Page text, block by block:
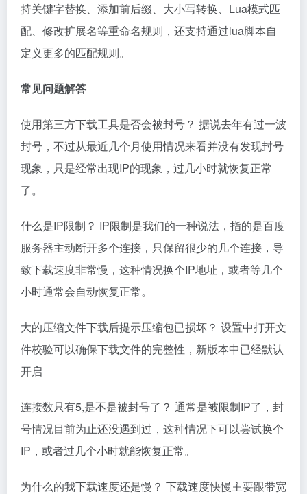
持关键字替换、添加前后缀、大小写转换、Lua模式匹
配、修改扩展名等重命名规则，还支持通过lua脚本自
定义更多的匹配规则。
常见问题解答
使用第三方下载工具是否会被封号？ 据说去年有过一波
封号，不过从最近几个月使用情况来看并没有发现封号
现象，只是经常出现IP的现象，过几小时就恢复正常
了。
什么是IP限制？ IP限制是我们的一种说法，指的是百度
服务器主动断开多个连接，只保留很少的几个连接，导
致下载速度非常慢，这种情况换个IP地址，或者等几个
小时通常会自动恢复正常。
大的压缩文件下载后提示压缩包已损坏？ 设置中打开文
件校验可以确保下载文件的完整性，新版本中已经默认
开启
连接数只有5,是不是被封号了？ 通常是被限制IP了，封
号情况目前为止还没遇到过，这种情况下可以尝试换个
IP，或者过几个小时就能恢复正常。
为什么的我下载速度还是慢？ 下载速度快慢主要跟带宽